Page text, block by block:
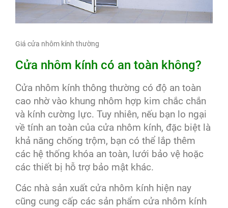
Giá cửa nhôm kính thường
Cửa nhôm kính có an toàn không?
Cửa nhôm kính thông thường có độ an toàn
cao nhờ vào khung nhôm hợp kim chắc chắn
và kính cường lực. Tuy nhiên, nếu bạn lo ngại
về tính an toàn của cửa nhôm kính, đặc biệt là
khả năng chống trộm, bạn có thể lắp thêm
các hệ thống khóa an toàn, lưới bảo vệ hoặc
các thiết bị hỗ trợ bảo mật khác.
Các nhà sản xuất cửa nhôm kính hiện nay
cũng cung cấp các sản phẩm cửa nhôm kính